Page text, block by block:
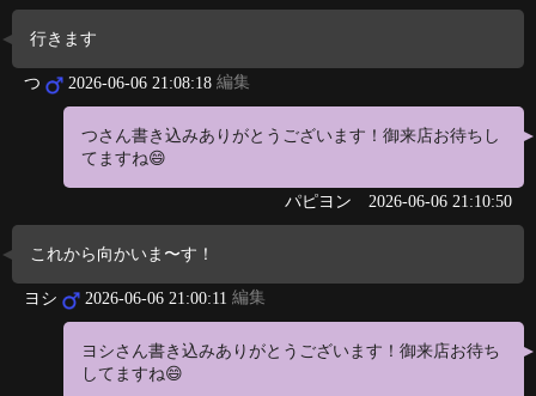
行きます
つ 2026-06-06 21:08:18 編集
つさん書き込みありがとうございます！御来店お待ちし
てますね😄
パピヨン 2026-06-06 21:10:50
これから向かいま〜す！
ヨシ 2026-06-06 21:00:11 編集
ヨシさん書き込みありがとうございます！御来店お待ち
してますね😄